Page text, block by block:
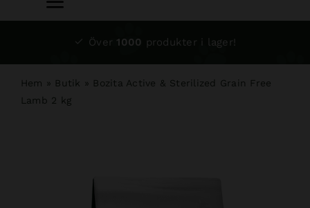
Toggle
Navigation
Hundsalong
Över 1000 produkter i lager!
Hem » Butik » Bozita Active & Sterilized Grain Free
Lamb 2 kg